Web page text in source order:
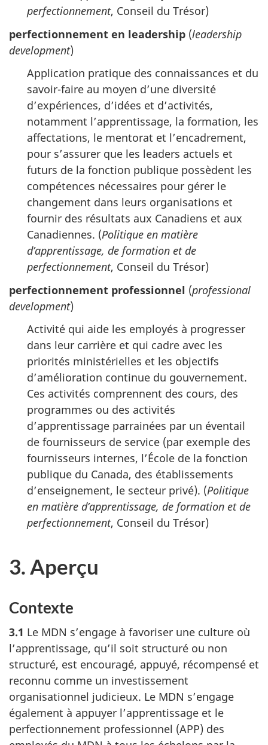
perfectionnement, Conseil du Trésor)
perfectionnement en leadership (leadership
development)
Application pratique des connaissances et du
savoir-faire au moyen d’une diversité
d’expériences, d’idées et d’activités,
notamment l’apprentissage, la formation, les
affectations, le mentorat et l’encadrement,
pour s’assurer que les leaders actuels et
futurs de la fonction publique possèdent les
compétences nécessaires pour gérer le
changement dans leurs organisations et
fournir des résultats aux Canadiens et aux
Canadiennes. (Politique en matière
d’apprentissage, de formation et de
perfectionnement, Conseil du Trésor)
perfectionnement professionnel (professional
development)
Activité qui aide les employés à progresser
dans leur carrière et qui cadre avec les
priorités ministérielles et les objectifs
d’amélioration continue du gouvernement.
Ces activités comprennent des cours, des
programmes ou des activités
d’apprentissage parrainées par un éventail
de fournisseurs de service (par exemple des
fournisseurs internes, l’École de la fonction
publique du Canada, des établissements
d’enseignement, le secteur privé). (Politique
en matière d’apprentissage, de formation et de
perfectionnement, Conseil du Trésor)
3. Aperçu
Contexte
3.1 Le MDN s’engage à favoriser une culture où
l’apprentissage, qu’il soit structuré ou non
structuré, est encouragé, appuyé, récompensé et
reconnu comme un investissement
organisationnel judicieux. Le MDN s’engage
également à appuyer l’apprentissage et le
perfectionnement professionnel (APP) des